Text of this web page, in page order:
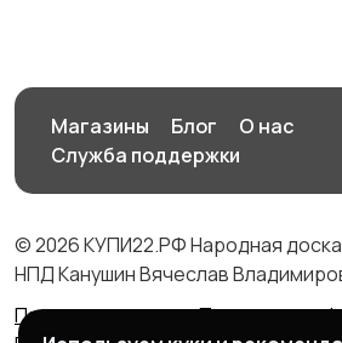
Магазины Блог
О нас
Служба поддержки
© 2026 КУПИ22.РФ Народная доска
НПД Канушин Вячеслав
Правила сервиса
Политика